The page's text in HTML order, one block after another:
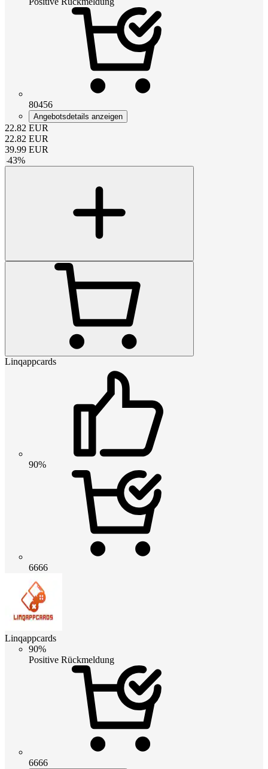
80456
Angebotsdetails anzeigen
22.82 EUR
22.82 EUR
39.99 EUR
-43%
Linqappcards
90%
6666
Linqappcards
90%
Positive Rückmeldung
6666